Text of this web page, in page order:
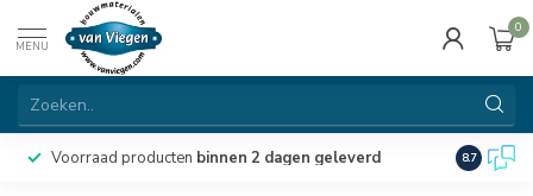
MENU
0
Voorraad producten binnen 2 dagen geleverd 8.7